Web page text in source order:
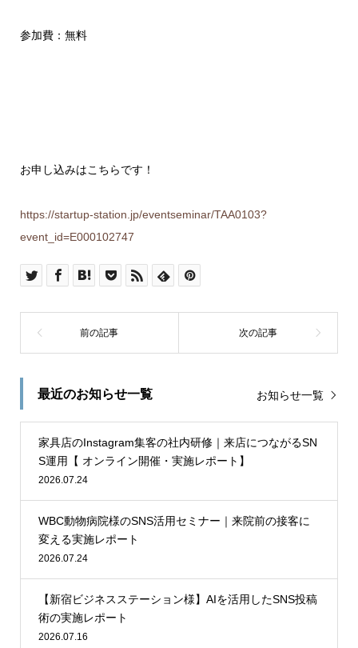
参加費：無料
お申し込みはこちらです！
https://startup-station.jp/eventseminar/TAA0103?
event_id=E000102747
最近のお知らせ一覧 お知らせ一覧
家具店のInstagram集客の社内研修｜来店につながるSN
S運用【 オンライン開催・実施レポート】
2026.07.24
WBC動物病院様のSNS活用セミナー｜来院前の接客に
変える実施レポート
2026.07.24
【新宿ビジネスステーション様】AIを活用したSNS投稿
術の実施レポート
2026.07.16